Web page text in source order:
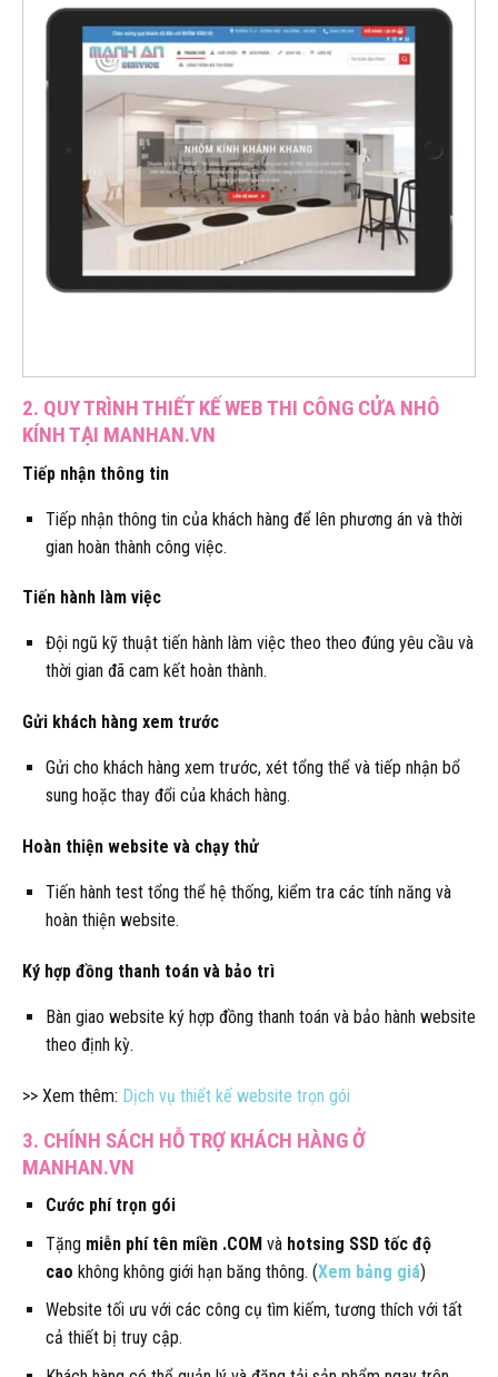
2. QUY TRÌNH THIẾT KẾ WEB THI CÔNG CỬA NHÔ
KÍNH TẠI MANHAN.VN
Tiếp nhận thông tin
Tiếp nhận thông tin của khách hàng để lên phương án và thời
gian hoàn thành công việc.
Tiến hành làm việc
Đội ngũ kỹ thuật tiến hành làm việc theo theo đúng yêu cầu và
thời gian đã cam kết hoàn thành.
Gửi khách hàng xem trước
Gửi cho khách hàng xem trước, xét tổng thể và tiếp nhận bổ
sung hoặc thay đổi của khách hàng.
Hoàn thiện website và chạy thử
Tiến hành test tổng thể hệ thống, kiểm tra các tính năng và
hoàn thiện website.
Ký hợp đồng thanh toán và bảo trì
Bàn giao website ký hợp đồng thanh toán và bảo hành website
theo định kỳ.
>> Xem thêm: Dịch vụ thiết kế website trọn gói
3. CHÍNH SÁCH HỖ TRỢ KHÁCH HÀNG Ở
MANHAN.VN
Cước phí trọn gói
Tặng miễn phí tên miền .COMvà hotsing SSD tốc độ
cao không không giới hạn băng thông. (Xem bảng giá)
Website tối ưu với các công cụ tìm kiếm, tương thích với tất
cả thiết bị truy cập.